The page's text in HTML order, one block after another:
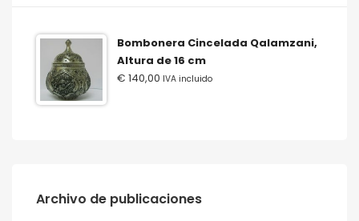
Bombonera Cincelada Qalamzani,
Altura de 16 cm
€ 140,00 IVA incluido
Archivo de publicaciones